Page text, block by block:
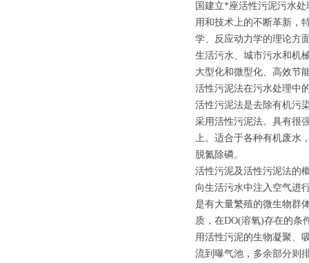
国建立*座活性污泥污水
用和技术上的不断革新，
学、反应动力学的理论方
生活污水、城市污水和机
大型化和微型化、高效节
活性污泥法在污水处理中
活性污泥法是去除有机污
采用活性污泥法。具有很
上。适合于各种有机废水
脱氮除磷。
活性污泥及活性污泥法的
向生活污水中注入空气进
是有大量繁殖的微生物群
质，在DO(溶氧)存在的条
用活性污泥的生物凝聚、
流到曝气池，多余部分则